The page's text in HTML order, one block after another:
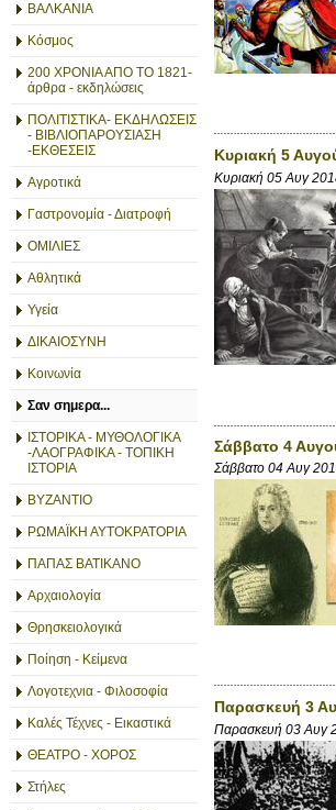
ΒΑΛΚΑΝΙΑ
Κόσμος
200 ΧΡΟΝΙΑ ΑΠΟ ΤΟ 1821-
άρθρα - εκδηλώσεις
ΠΟΛΙΤΙΣΤΙΚΑ- ΕΚΔΗΛΩΣΕΙΣ
- ΒΙΒΛΙΟΠΑΡΟΥΣΙΑΣΗ
-ΕΚΘΕΣΕΙΣ
Αγροτικά
Γαστρονομία - Διατροφή
ΟΜΙΛΙΕΣ
Αθλητικά
Υγεία
ΔΙΚΑΙΟΣΥΝΗ
Κοινωνία
Σαν σημερα...
ΙΣΤΟΡΙΚΑ - ΜΥΘΟΛΟΓΙΚΑ
-ΛΑΟΓΡΑΦΙΚΑ - ΤΟΠΙΚΗ
ΙΣΤΟΡΙΑ
ΒΥΖΑΝΤΙΟ
ΡΩΜΑΪΚΗ ΑΥΤΟΚΡΑΤΟΡΙΑ
ΠΑΠΑΣ ΒΑΤΙΚΑΝΟ
Αρχαιολογία
Θρησκειολογικά
Ποίηση - Κείμενα
Λογοτεχνια - Φιλοσοφία
Καλές Τέχνες - Εικαστικά
ΘΕΑΤΡΟ - ΧΟΡΟΣ
Στήλες
Κυριακή 5
Κυριακή 05 Αυγ
Σάββατο 4
Σάββατο 04 Αυγ
Παρασκευή 3
Παρασκευή 03 Αυγ